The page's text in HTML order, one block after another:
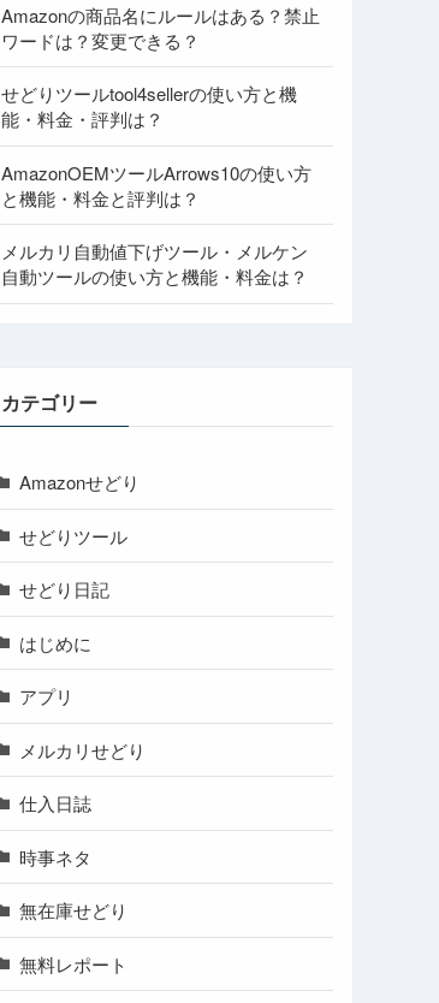
Amazonの商品名にルールはある？禁止
ワードは？変更できる？
せどりツールtool4sellerの使い方と機
能・料金・評判は？
AmazonOEMツールArrows10の使い方
と機能・料金と評判は？
メルカリ自動値下げツール・メルケン
自動ツールの使い方と機能・料金は？
カテゴリー
Amazonせどり
せどりツール
せどり日記
はじめに
アプリ
メルカリせどり
仕入日誌
時事ネタ
無在庫せどり
無料レポート